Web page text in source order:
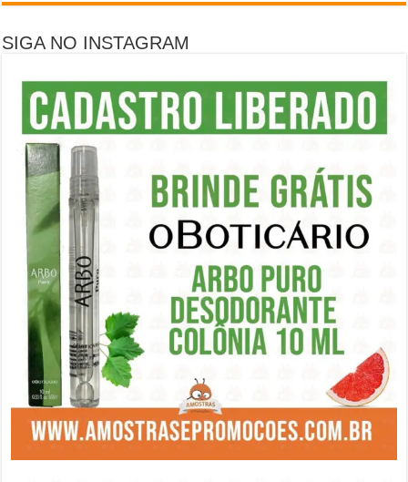
SIGA NO INSTAGRAM